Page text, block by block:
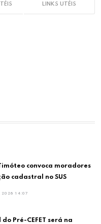
LINKS UTÉIS
convoca moradores
cadastral no SUS
2026 14:07
Pré-CEFET será na